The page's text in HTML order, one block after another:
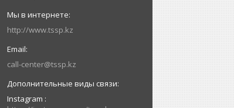
http://www.tssp.kz
call-center@tssp.kz
Instagram